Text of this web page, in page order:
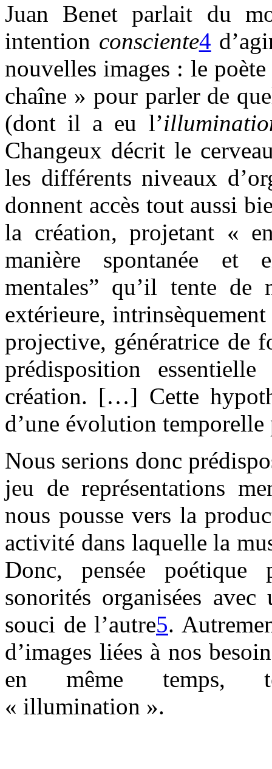
Juan Benet parlait du
intention consciente4
nouvelles images : le
chaîne » pour parler de
(dont il a eu l’
Changeux décrit le
les différents niveaux
donnent accès tout aussi
la création, projetant «
manière spontanée et
mentales” qu’il tente de
extérieure,
projective, génératrice de
prédisposition
création. […] Cette
d’une évolution
Nous serions donc
jeu de représentations
nous pousse vers la
activité dans laquelle la
Donc, pensée
sonorités organisées
souci de l’autre5.
d’images liées à nos
en même temps,
« illumination ».